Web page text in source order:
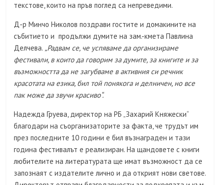
текстове, които на пръв поглед са непреведими.
Д-р Минчо Николов поздрави гостите и домакините на
събитието и продължи думите на зам.-кмета Павлина
Делчева.„Радвам се, че успяваме да организираме
фестивали, в които да говорим за думите, за книгите и за
възможността да не загубваме в активния си речник
красотата на езика, бил той понякога и делничен, но все
пак може да звучи красиво“.
Надежда Груева, директор на РБ „Захарий Княжески“
благодари на съорганизаторите за факта, че трудът им
през последните 10 години е бил възнаграден и тази
година фестивалът е реализиран. На щандовете с книги
любителите на литературата ще имат възможност да се
запознаят с издателите лично и да открият нови светове.